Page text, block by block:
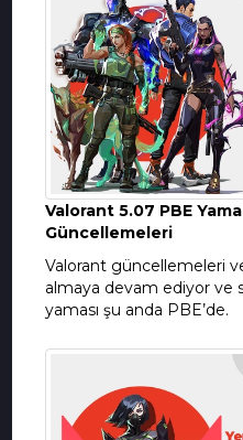
Valorant 5.07 PBE
Güncellemeleri
Valorant güncellemeleri
almaya devam ediyor ve
yaması şu anda PBE’de.